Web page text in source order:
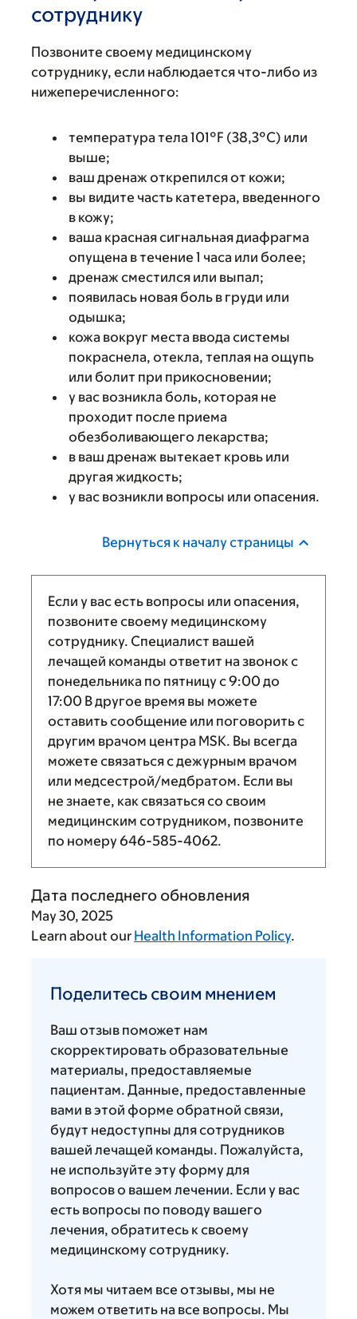
сотруднику
Позвоните своему медицинскому
сотруднику, если наблюдается что-либо из
нижеперечисленного:
температура тела 101°F (38,3°C) или
выше;
ваш дренаж открепился от кожи;
вы видите часть катетера, введенного
в кожу;
ваша красная сигнальная диафрагма
опущена в течение 1 часа или более;
дренаж сместился или выпал;
появилась новая боль в груди или
одышка;
кожа вокруг места ввода системы
покраснела, отекла, теплая на ощупь
или болит при прикосновении;
у вас возникла боль, которая не
проходит после приема
обезболивающего лекарства;
в ваш дренаж вытекает кровь или
другая жидкость;
у вас возникли вопросы или опасения.
Вернуться к началу страницы
Если у вас есть вопросы или опасения,
позвоните своему медицинскому
сотруднику. Специалист вашей
лечащей команды ответит на звонок с
понедельника по пятницу с9:00 до
17:00 В другое время вы можете
оставить сообщение или поговорить с
другим врачом центра MSK. Вы всегда
можете связаться с дежурным врачом
или медсестрой/медбратом. Если вы
не знаете, как связаться со своим
медицинским сотрудником, позвоните
по номеру646-585-4062.
Дата последнего обновления
May 30, 2025
Learn about our Health Information Policy.
своим
Поделитесь своим мнением
Ваш отзыв поможет нам
скорректировать образовательные
материалы, предоставляемые
пациентам. Данные, предоставленные
вами в этой форме обратной связи,
будут недоступны для сотрудников
вашей лечащей команды. Пожалуйста,
не используйте эту форму для
вопросов о вашем лечении. Если у вас
есть вопросы по поводу вашего
лечения, обратитесь к своему
медицинскому сотруднику.
Хотя мы читаем все отзывы, мы не
можем ответить на все вопросы. Мы